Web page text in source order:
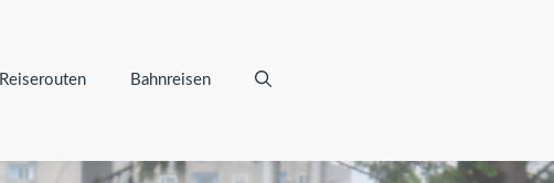
Reiserouten Bahnreisen